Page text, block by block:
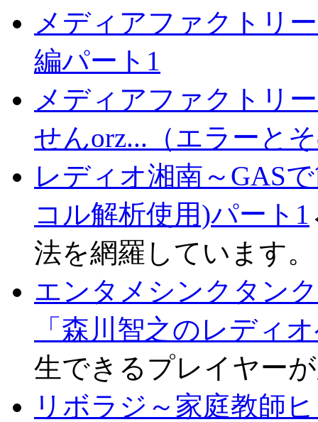
メディアファクトリ
編パート1
メディアファクトリ
せんorz...（エラーと
レディオ湘南～GAS
コル解析使用)パート1
法を網羅しています。
エンタメシンクタン
「森川智之のレディ
生できるプレイヤー
リボラジ～家庭教師